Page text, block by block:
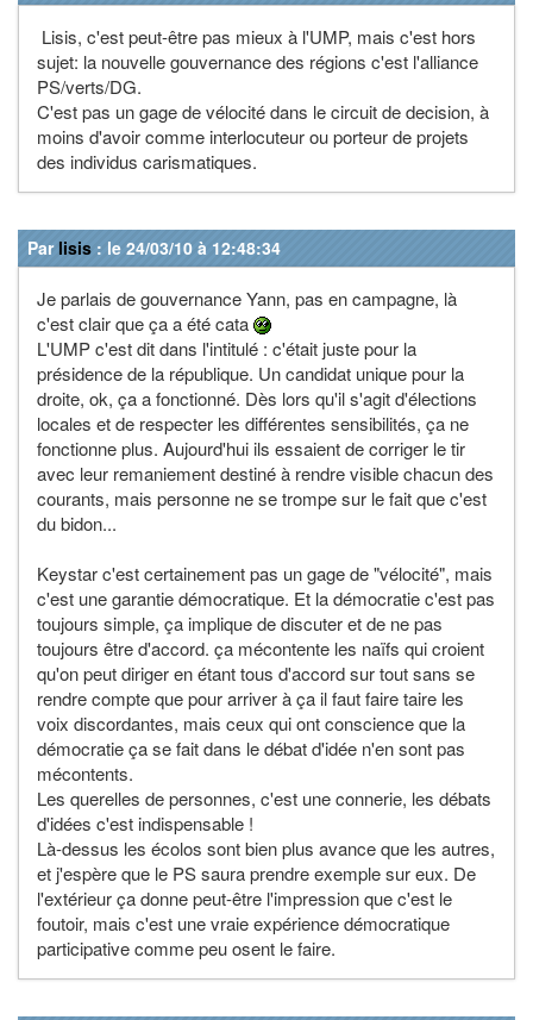
Lisis, c'est peut-être pas mieux à l'UMP, mais c'est hors
sujet: la nouvelle gouvernance des régions c'est l'alliance
PS/verts/DG.
C'est pas un gage de vélocité dans le circuit de decision, à
moins d'avoir comme interlocuteur ou porteur de projets
des individus carismatiques.
Par lisis : le 24/03/10 à 12:48:34
Je parlais de gouvernance Yann, pas en campagne, là
c'est clair que ça a été cata
L'UMP c'est dit dans l'intitulé : c'était juste pour la
présidence de la république. Un candidat unique pour la
droite, ok, ça a fonctionné. Dès lors qu'il s'agit d'élections
locales et de respecter les différentes sensibilités, ça ne
fonctionne plus. Aujourd'hui ils essaient de corriger le tir
avec leur remaniement destiné à rendre visible chacun des
courants, mais personne ne se trompe sur le fait que c'est
du bidon...
Keystar c'est certainement pas un gage de "vélocité", mais
c'est une garantie démocratique. Et la démocratie c'est pas
toujours simple, ça implique de discuter et de ne pas
toujours être d'accord. ça mécontente les naïfs qui croient
qu'on peut diriger en étant tous d'accord sur tout sans se
rendre compte que pour arriver à ça il faut faire taire les
voix discordantes, mais ceux qui ont conscience que la
démocratie ça se fait dans le débat d'idée n'en sont pas
mécontents.
Les querelles de personnes, c'est une connerie, les débats
d'idées c'est indispensable !
Là-dessus les écolos sont bien plus avance que les autres,
et j'espère que le PS saura prendre exemple sur eux. De
l'extérieur ça donne peut-être l'impression que c'est le
foutoir, mais c'est une vraie expérience démocratique
participative comme peu osent le faire.